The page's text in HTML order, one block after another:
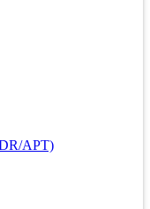
APT)